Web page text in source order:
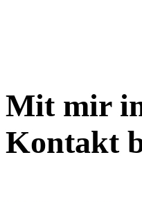
Mit mir
Kontakt